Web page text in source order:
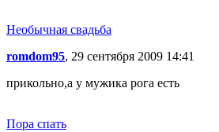
Необычная свадьба
romdom95, 29 сентября 2009 14:41
прикольно,а у мужика рога есть
Пора спать